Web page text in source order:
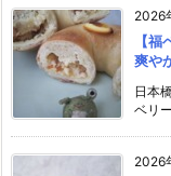
2026
【
爽や
日本
ベリ
2026